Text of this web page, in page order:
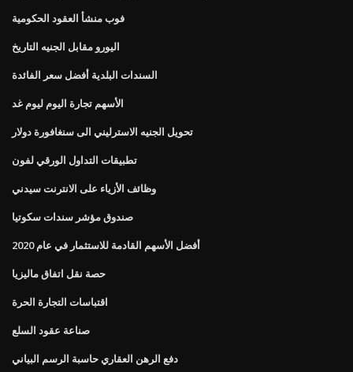
فوب منشأ العقود الحكومية
اليورو مقابل الجنيه التاريخ
السندات البلدية أفضل سعر الفائدة
الأسهم تجارة اليوم ليوم غد
تحويل الجنيه الاسترليني الى سنغافورة دولار
تطبيقات التداول الورقي لفون
وظائف الأزياء على الانترنت سيدني
صندوق مؤشر سندات سكوتيا
أفضل الأسهم القادمة للاستثمار في عام 2020
حصة نقل اتفاق ماليزيا
اقتباسات التجارة الحرة
صناعة عقود السلع
دفع الرهن العقاري حاسبة الرسم البياني